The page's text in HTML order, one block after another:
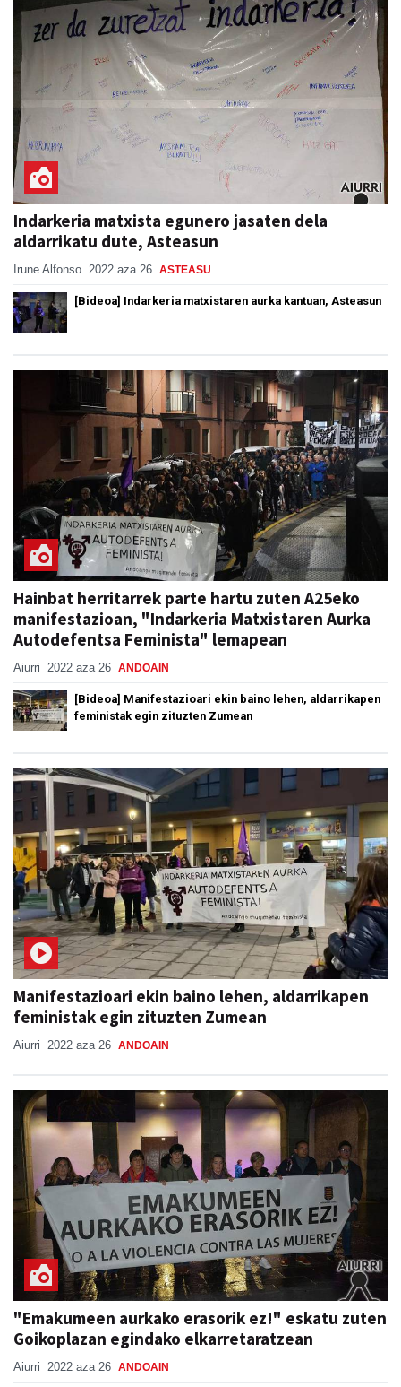
Indarkeria matxista egunero jasaten dela
aldarrikatu dute, Asteasun
Irune Alfonso 2022 aza 26 ASTEASU
[Bideoa] Indarkeria matxistaren aurka kantuan, Asteasun
Hainbat herritarrek parte hartu zuten A25eko
manifestazioan, "Indarkeria Matxistaren Aurka
Autodefentsa Feminista" lemapean
Aiurri 2022 aza 26 ANDOAIN
[Bideoa] Manifestazioari ekin baino lehen, aldarrikapen
feministak egin zituzten Zumean
Manifestazioari ekin baino lehen, aldarrikapen
feministak egin zituzten Zumean
Aiurri 2022 aza 26 ANDOAIN
"Emakumeen aurkako erasorik ez!" eskatu zuten
Goikoplazan egindako elkarretaratzean
Aiurri 2022 aza 26 ANDOAIN